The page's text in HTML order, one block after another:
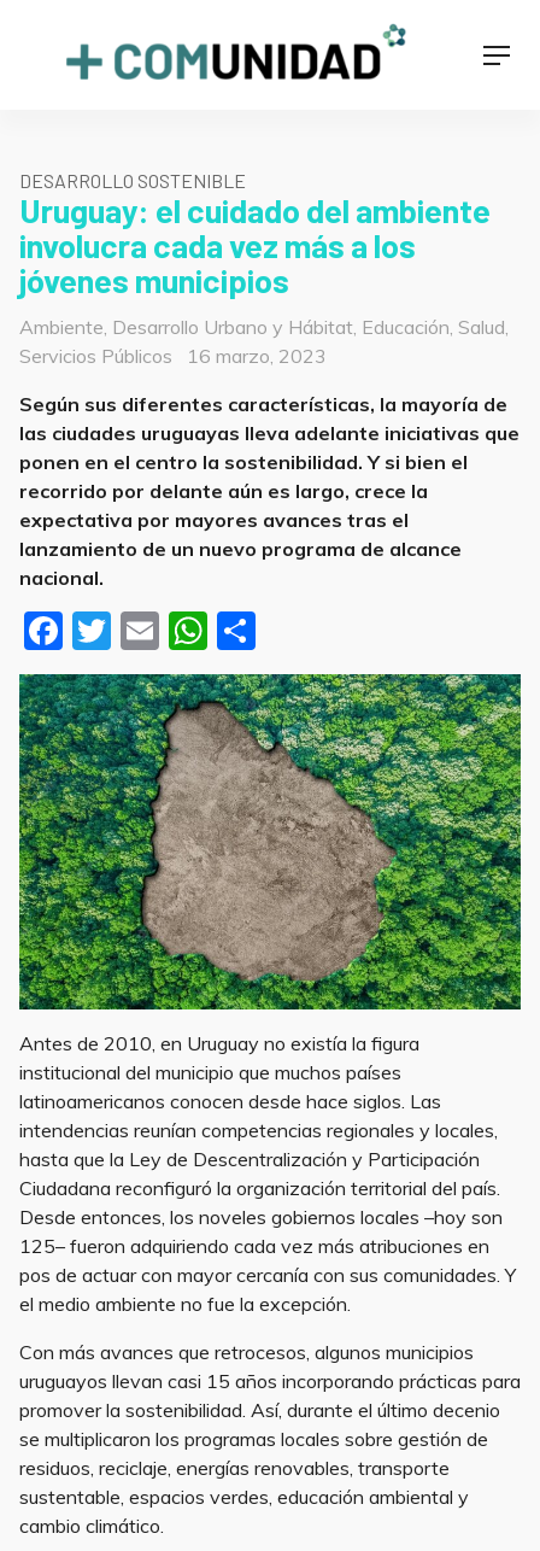
+COMUNIDAD
DESARROLLO SOSTENIBLE
Uruguay: el cuidado del ambiente
involucra cada vez más a los
jóvenes municipios
Categorías
Ambiente, Desarrollo Urbano y Hábitat, Educación, Salud,
Servicios Públicos
Posted
16 marzo, 2023
Según sus diferentes características, la mayoría de
las ciudades uruguayas lleva adelante iniciativas que
ponen en el centro la sostenibilidad. Y si bien el
recorrido por delante aún es largo, crece la
expectativa por mayores avances tras el
lanzamiento de un nuevo programa de alcance
nacional.
F
a
c
e
b
o
o
k
T
w
it
te
r
E
m
ai
l
W
h
at
s
A
p
p
h
ar
e
Antes de 2010, en Uruguay no existía la figura
institucional del municipio que muchos países
latinoamericanos conocen desde hace siglos. Las
intendencias reunían competencias regionales y locales,
hasta que la Ley de Descentralización y Participación
Ciudadana reconfiguró la organización territorial del país.
Desde entonces, los noveles gobiernos locales –hoy son
125– fueron adquiriendo cada vez más atribuciones en
pos de actuar con mayor cercanía con sus comunidades. Y
el medio ambiente no fue la excepción.
Con más avances que retrocesos, algunos municipios
uruguayos llevan casi 15 años incorporando prácticas para
promover la sostenibilidad. Así, durante el último decenio
se multiplicaron los programas locales sobre gestión de
residuos, reciclaje, energías renovables, transporte
sustentable, espacios verdes, educación ambiental y
cambio climático.